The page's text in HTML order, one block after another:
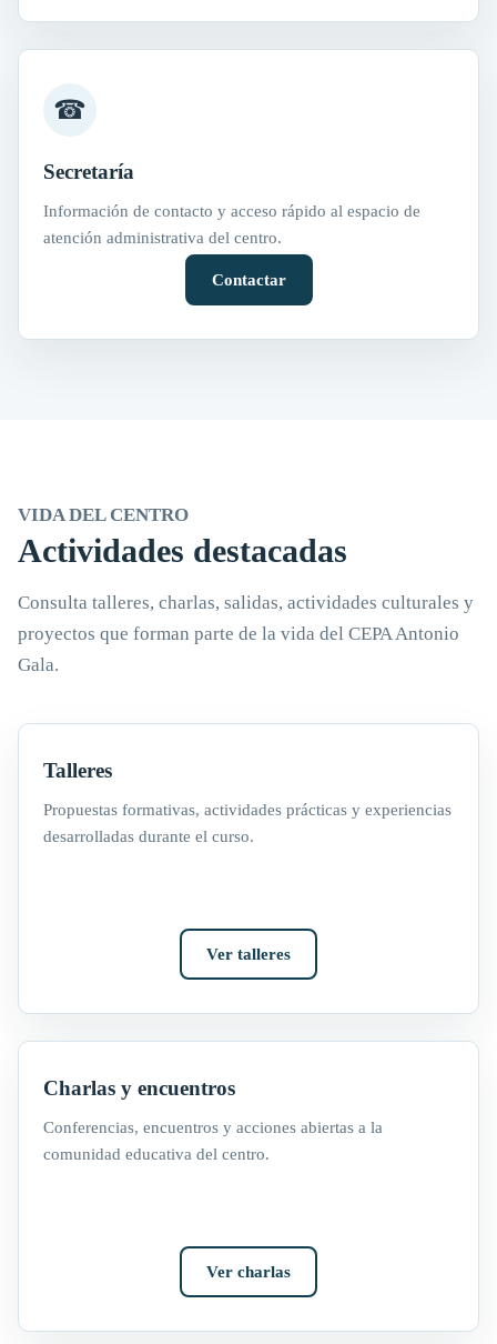
☎
Secretaría
Información de contacto y acceso rápido al espacio de
atención administrativa del centro.
Contactar
VIDA DEL CENTRO
Actividades destacadas
Consulta talleres, charlas, salidas, actividades culturales y
proyectos que forman parte de la vida del CEPA Antonio
Gala.
Talleres
Propuestas formativas, actividades prácticas y experiencias
desarrolladas durante el curso.
Ver talleres
Charlas y encuentros
Conferencias, encuentros y acciones abiertas a la
comunidad educativa del centro.
Ver charlas